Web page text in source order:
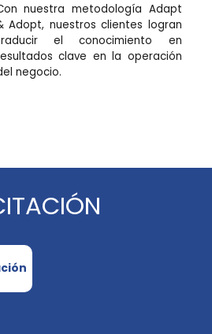
nuestra metodología Adapt
Adopt, nuestros clientes logran
el conocimiento en
clave en la operación
negocio.